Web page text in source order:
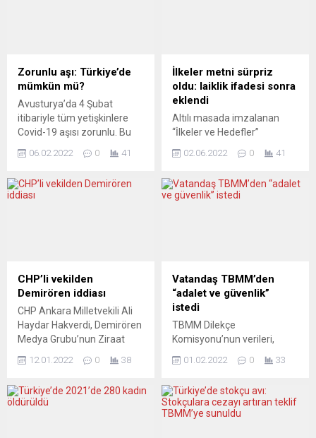
Zorunlu aşı: Türkiye’de
mümkün mü?
Avusturya’da 4 Şubat
itibariyle tüm yetişkinlere
Covid-19 aşısı zorunlu. Bu
tartışmasını AB ülkeleri
ülkede yeniden gündeme
ay radikal bir adım atarak
Covid-19 aşısını tüm
getirdi....
06.02.2022 0 41
İlkeler metni sürpriz
oldu: laiklik ifadesi sonra
eklendi
Altılı masada imzalanan
“İlkeler ve Hedefler”
gündemine geldiği, laiklikle
sırasında metne eklendiği
öğrenildi. Altı muhalefet
ulaştı. Partilerin üst düzey
yetkililerinden edinilen
bilgiye göre, birebir
hazırlanmamış olan...
02.06.2022 0 41
CHP’li vekilden
Demirören iddiası
CHP Ankara Milletvekili Ali
Haydar Hakverdi, Demirören
Medya Grubu’nun Ziraat
dolarlık kredi borcunda kuru
yürüttüğünü iddia etti.
12.01.2022 0 38
Vatandaş TBMM’den
“adalet ve güvenlik”
istedi
TBMM Dilekçe
Komisyonu’nun verileri,
talebindeki artışı ortaya
başvurular arasında bu
yasama döneminde “adalet
01.02.2022 0 33